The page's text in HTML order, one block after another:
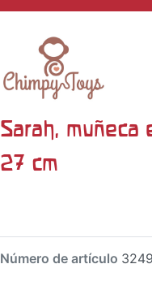
Sarah, muñeca
27 cm
Número de artículo